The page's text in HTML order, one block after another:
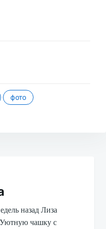
фото
назад Лиза
Уютную чашку с